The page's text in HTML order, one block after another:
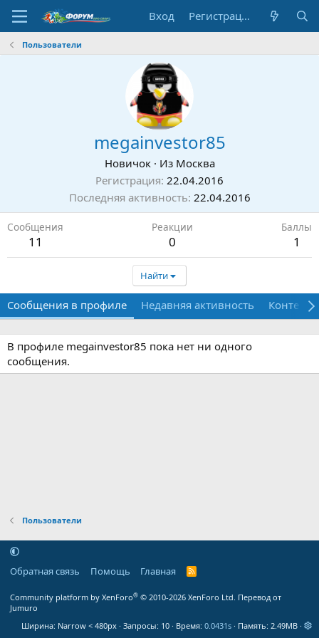
Вход Регистрация
Пользователи
megainvestor85
Новичок · Из Москва
Регистрация 22.04.2016
Последняя активность 22.04.2016
Сообщения
11
Реакции
0
Баллы
1
Найти
Сообщения в профиле Недавняя активность Контент
В профиле megainvestor85 пока нет ни одного
сообщения.
Пользователи
Обратная связь Помощь Главная
R
Community platform by XenForo® © 2010-2026 XenForo Ltd. Перевод от
Jumuro
Ширина
Запросы 10 Время 0.0431s Память 2.49MB